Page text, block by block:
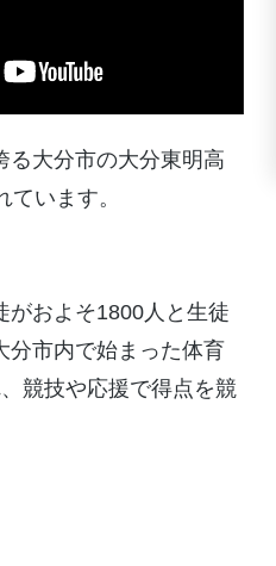
る大分市の大分東明高
います。
がおよそ1800人と生徒
分市内で始まった体育
競技や応援で得点を競